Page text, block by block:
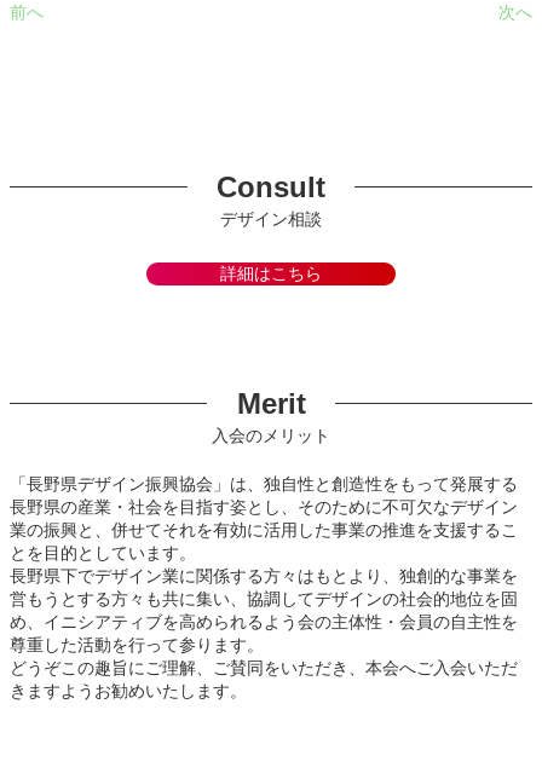
前へ 次へ
Consult
デザイン相談
詳細はこちら
Merit
入会のメリット
「長野県デザイン振興協会」は、独自性と創造性をもって発展する
長野県の産業・社会を目指す姿とし、そのために不可欠なデザイン
業の振興と、併せてそれを有効に活用した事業の推進を支援するこ
とを目的としています。
長野県下でデザイン業に関係する方々はもとより、独創的な事業を
営もうとする方々も共に集い、協調してデザインの社会的地位を固
め、イニシアティブを高められるよう会の主体性・会員の自主性を
尊重した活動を行って参ります。
どうぞこの趣旨にご理解、ご賛同をいただき、本会へご入会いただ
きますようお勧めいたします。